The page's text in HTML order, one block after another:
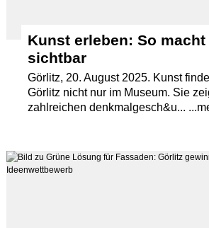
Kunst erleben: So
sichtbar
Görlitz, 20. August 2025. Kunst
Görlitz nicht nur im Museum. Sie
zahlreichen denkmalgesch&u...